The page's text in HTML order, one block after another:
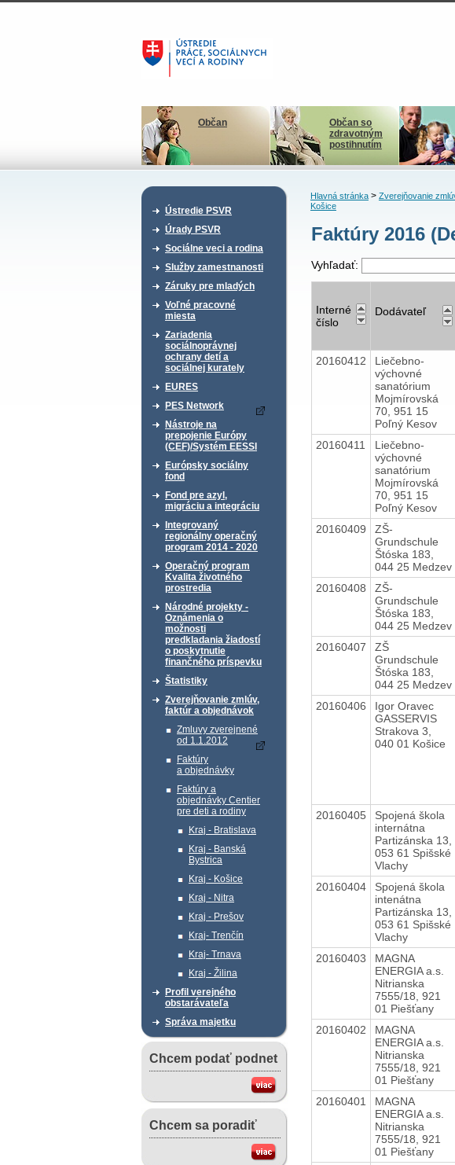
Občan
Občan so
zdravotným
postihnutím
Ústredie PSVR
Úrady PSVR
Sociálne veci a rodina
Služby zamestnanosti
Záruky pre mladých
Voľné pracovné
miesta
Zariadenia
sociálnoprávnej
ochrany detí a
sociálnej kurately
EURES
PES Network
Nástroje na
prepojenie Európy
(CEF)/Systém EESSI
Európsky sociálny
fond
Fond pre azyl,
migráciu a integráciu
Integrovaný
regionálny operačný
program 2014 - 2020
Operačný program
Kvalita životného
prostredia
Národné projekty -
Oznámenia o
možnosti
predkladania žiadostí
o poskytnutie
finančného príspevku
Štatistiky
Zverejňovanie zmlúv,
faktúr a objednávok
Zmluvy zverejnené
od 1.1.2012
Faktúry
a objednávky
Faktúry a
objednávky Centier
pre deti a rodiny
Kraj - Bratislava
Kraj - Banská
Bystrica
Kraj - Košice
Kraj - Nitra
Kraj - Prešov
Kraj- Trenčín
Kraj- Trnava
Kraj - Žilina
Profil verejného
obstarávateľa
Správa majetku
Chcem podať podnet
Chcem sa poradiť
Hlavná stránka> Zverejňovanie
Košice
Faktúry 2016
Vyhľadať:
Interné
číslo
Dodávateľ
20160412
Liečebno-
výchovné
sanatórium
Mojmírovská
70, 951 15
Poľný Kesov
20160411
Liečebno-
výchovné
sanatórium
Mojmírovská
70, 951 15
Poľný Kesov
20160409
ZŠ-
Grundschule
Štóska 183,
044 25 Medzev
20160408
ZŠ-
Grundschule
Štóska 183,
044 25 Medzev
20160407
ZŠ
Grundschule
Štóska 183,
044 25 Medzev
20160406
Igor Oravec
GASSERVIS
Strakova 3,
040 01 Košice
20160405
Spojená škola
internátna
Partizánska 13,
053 61 Spišské
Vlachy
20160404
Spojená škola
intenátna
Partizánska 13,
053 61 Spišské
Vlachy
20160403
MAGNA
ENERGIA a.s.
Nitrianska
7555/18, 921
01 Piešťany
20160402
MAGNA
ENERGIA a.s.
Nitrianska
7555/18, 921
01 Piešťany
20160401
MAGNA
ENERGIA a.s.
Nitrianska
7555/18, 921
01 Piešťany